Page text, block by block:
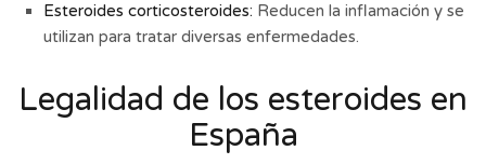
Esteroides corticosteroides: Reducen la inflamación y se
utilizan para tratar diversas enfermedades.
Legalidad de los esteroides en
España